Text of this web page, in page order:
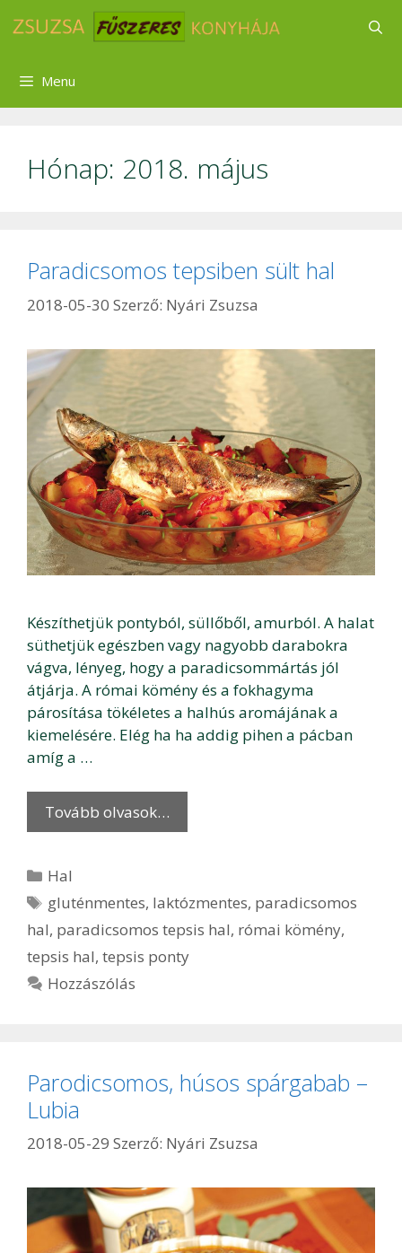
Menu
Hónap: 2018. május
Paradicsomos tepsiben sült hal
2018-05-30 Szerző: Nyári Zsuzsa
Készíthetjük pontyból, süllőből, amurból. A halat
süthetjük egészben vagy nagyobb darabokra
vágva, lényeg, hogy a paradicsommártás jól
átjárja. A római kömény és a fokhagyma
párosítása tökéletes a halhús aromájának a
kiemelésére. Elég ha ha addig pihen a pácban
amíg a …
Tovább olvasok…
Kategória
Hal
Címkék
gluténmentes, laktózmentes, paradicsomos
hal, paradicsomos tepsis hal, római kömény,
tepsis hal, tepsis ponty
Hozzászólás
Parodicsomos, húsos spárgabab –
Lubia
2018-05-29 Szerző: Nyári Zsuzsa